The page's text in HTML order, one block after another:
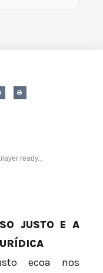
ready...
JUSTO E A
ecoa nos